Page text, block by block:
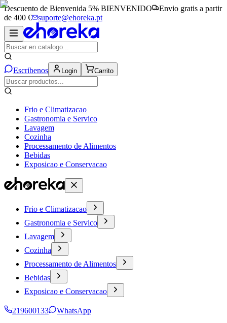
Descuento de Bienvenida 5% BIENVENIDO
Envio gratis a partir
de 400 €
suporte@ehoreka.pt
Escribenos Login Carrito
Frio e Climatizacao
Gastronomia e Servico
Lavagem
Cozinha
Processamento de Alimentos
Bebidas
Exposicao e Conservacao
Frio e Climatizacao
Gastronomia e Servico
Lavagem
Cozinha
Processamento de Alimentos
Bebidas
Exposicao e Conservacao
219600133
WhatsApp